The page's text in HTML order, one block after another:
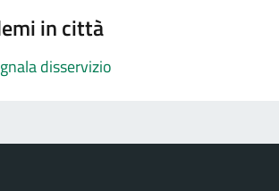
in città
disservizio